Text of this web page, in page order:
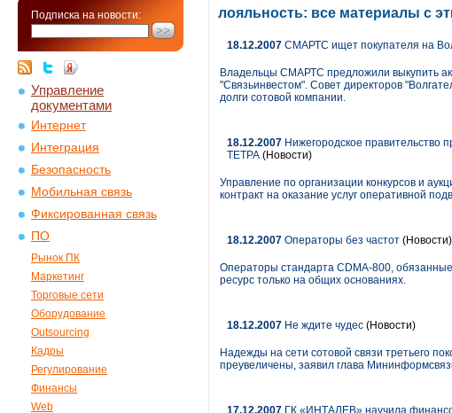
Подписка на новости:
Управление
документами
Интернет
Интеграция
Безопасность
Мобильная связь
Фиксированная связь
ПО
Рынок ПК
Маркетинг
Торговые сети
Оборудование
Outsourcing
Кадры
Регулирование
Финансы
Web
лояльность: все материалы с
18.12.2007 СМАРТС ищет покупателя на
Владельцы СМАРТС предложили выкупить
"Связьинвестом". Совет директоров
долги сотовой компании.
18.12.2007 Нижегородское правительство
ТЕТРА (Новости)
Управление по организации конкурсов и
контракт на оказание услуг оперативной
18.12.2007 Операторы без частот (Новости)
Операторы стандарта CDMA-800,
ресурс только на общих основаниях.
18.12.2007 Не ждите чудес (Новости)
Надежды на сети сотовой связи третьего
преувеличены, заявил глава
17.12.2007 ГК «ИНТАЛЕВ» научила